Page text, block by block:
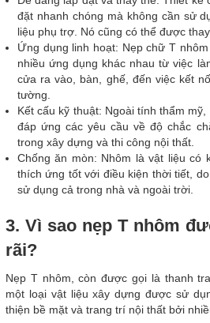
đặt nhanh chóng mà không cần sử
liệu phụ trợ. Nó cũng có thể được
Ứng dụng linh hoạt: Nẹp chữ T
nhiều ứng dụng khác nhau từ việc
cửa ra vào, bàn, ghế, đến việc kết
tường.
Kết cấu kỹ thuật: Ngoài tính thẩm
đáp ứng các yêu cầu về độ chắc
trong xây dựng và thi công nội thất.
Chống ăn mòn: Nhôm là vật liệu có
thích ứng tốt với điều kiện thời tiết,
sử dụng cả trong nhà và ngoài trời.
3. Vì sao nẹp T nhôm
rãi?
Nẹp T nhôm, còn được gọi là thanh
một loại vật liệu xây dựng được sử
thiện bề mặt và trang trí nội thất bởi